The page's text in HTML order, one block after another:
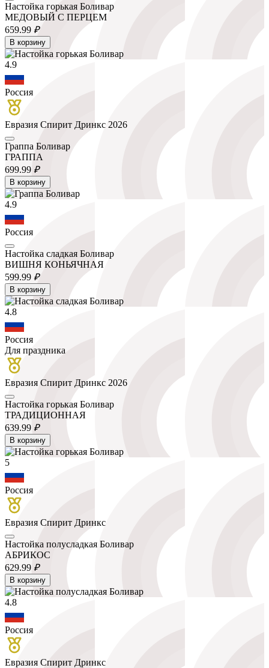
Настойка горькая Боливар
МЕДОВЫЙ С ПЕРЦЕМ
659.99 ₽
В корзину
4.9
Россия
Евразия Спирит Дринкс 2026
Граппа Боливар
ГРАППА
699.99 ₽
В корзину
4.9
Россия
Настойка сладкая Боливар
ВИШНЯ КОНЬЯЧНАЯ
599.99 ₽
В корзину
4.8
Россия
Для праздника
Евразия Спирит Дринкс 2026
Настойка горькая Боливар
ТРАДИЦИОННАЯ
639.99 ₽
В корзину
5
Россия
Евразия Спирит Дринкс
Настойка полусладкая Боливар
АБРИКОС
629.99 ₽
В корзину
4.8
Россия
Евразия Спирит Дринкс